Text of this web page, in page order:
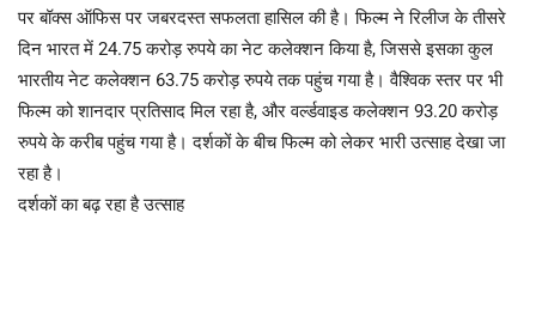
पर बॉक्स ऑफिस पर जबरदस्त सफलता हासिल की है। फिल्म ने रिलीज के तीसरे
दिन भारत में 24.75 करोड़ रुपये का नेट कलेक्शन किया है, जिससे इसका कुल
भारतीय नेट कलेक्शन 63.75 करोड़ रुपये तक पहुंच गया है। वैश्विक स्तर पर भी
फिल्म को शानदार प्रतिसाद मिल रहा है, और वर्ल्डवाइड कलेक्शन 93.20 करोड़
रुपये के करीब पहुंच गया है। दर्शकों के बीच फिल्म को लेकर भारी उत्साह देखा जा
रहा है।
दर्शकों का बढ़ रहा है उत्साह